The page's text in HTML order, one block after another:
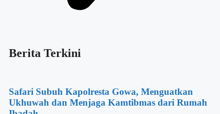
Berita Terkini
Safari Subuh Kapolresta Gowa, Menguatkan
Ukhuwah dan Menjaga Kamtibmas dari Rumah